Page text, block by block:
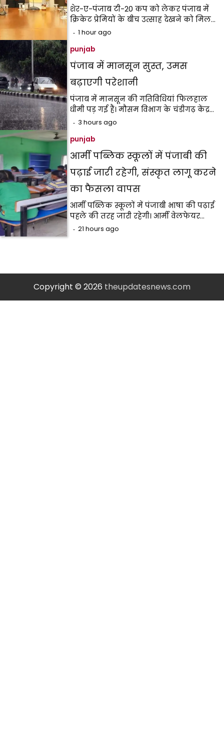
शेर-ए-पंजाब टी-20 कप को लेकर पंजाब में
क्रिकेट प्रेमियों के बीच उत्साह देखने को मिल…
1 hour ago
punjab
पंजाब में मानसून सुस्त, उमस
बढ़ाएगी परेशानी
पंजाब में मानसून की गतिविधियां फिलहाल
धीमी पड़ गई हैं। मौसम विभाग के चंडीगढ़ केंद्र…
3 hours ago
punjab
आर्मी पब्लिक स्कूलों में पंजाबी की
पढ़ाई जारी रहेगी, संस्कृत लागू करने
का फैसला वापस
आर्मी पब्लिक स्कूलों में पंजाबी भाषा की पढ़ाई
पहले की तरह जारी रहेगी। आर्मी वेलफेयर…
21 hours ago
Copyright © 2026 theupdatesnews.com